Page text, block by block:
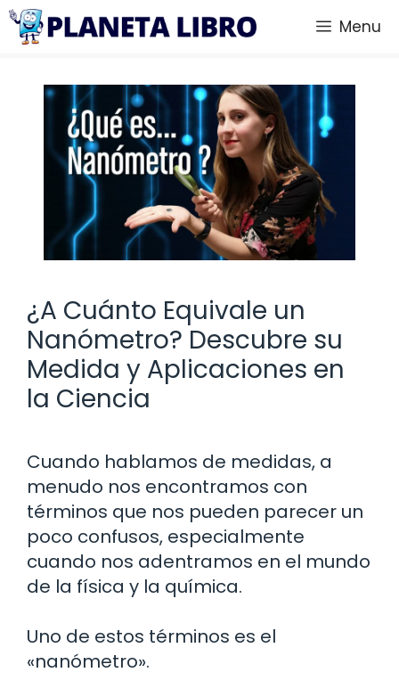
Saltar
Menu
¿A Cuánto Equivale un
Nanómetro? Descubre su
Medida y Aplicaciones en
la Ciencia
Cuando hablamos de medidas, a
menudo nos encontramos con
términos que nos pueden parecer un
poco confusos, especialmente
cuando nos adentramos en el mundo
de la física y la química.
Uno de estos términos es el
«nanómetro».